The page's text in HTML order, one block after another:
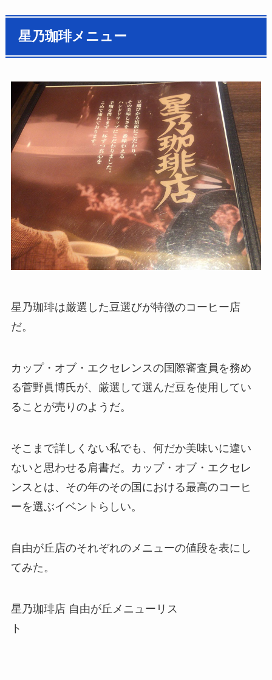
星乃珈琲メニュー
星乃珈琲は厳選した豆選びが特徴のコーヒー店
だ。
カップ・オブ・エクセレンスの国際審査員を務め
る菅野眞博氏が、厳選して選んだ豆を使用してい
ることが売りのようだ。
そこまで詳しくない私でも、何だか美味いに違い
ないと思わせる肩書だ。カップ・オブ・エクセレ
ンスとは、その年のその国における最高のコーヒ
ーを選ぶイベントらしい。
自由が丘店のそれぞれのメニューの値段を表にし
てみた。
星乃珈琲店 自由が丘メニューリス
ト